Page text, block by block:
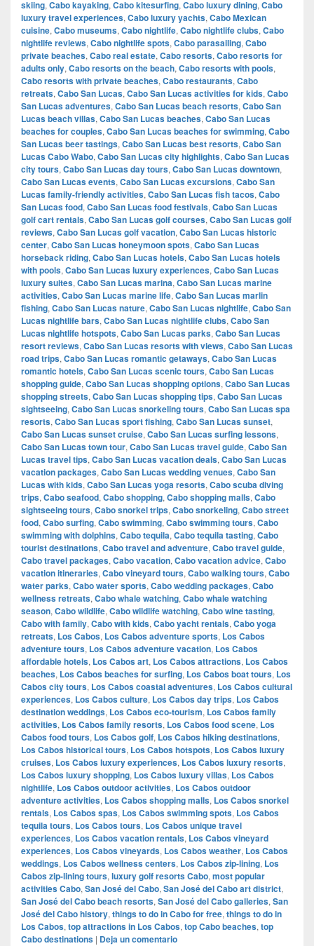
skiing, Cabo kayaking, Cabo kitesurfing, Cabo luxury dining, Cabo
luxury travel experiences, Cabo luxury yachts, Cabo Mexican
cuisine, Cabo museums, Cabo nightlife, Cabo nightlife clubs, Cabo
nightlife reviews, Cabo nightlife spots, Cabo parasailing, Cabo
private beaches, Cabo real estate, Cabo resorts, Cabo resorts for
adults only, Cabo resorts on the beach, Cabo resorts with pools,
Cabo resorts with private beaches, Cabo restaurants, Cabo
retreats, Cabo San Lucas, Cabo San Lucas activities for kids, Cabo
San Lucas adventures, Cabo San Lucas beach resorts, Cabo San
Lucas beach villas, Cabo San Lucas beaches, Cabo San Lucas
beaches for couples, Cabo San Lucas beaches for swimming, Cabo
San Lucas beer tastings, Cabo San Lucas best resorts, Cabo San
Lucas Cabo Wabo, Cabo San Lucas city highlights, Cabo San Lucas
city tours, Cabo San Lucas day tours, Cabo San Lucas downtown,
Cabo San Lucas events, Cabo San Lucas excursions, Cabo San
Lucas family-friendly activities, Cabo San Lucas fish tacos, Cabo
San Lucas food, Cabo San Lucas food festivals, Cabo San Lucas
golf cart rentals, Cabo San Lucas golf courses, Cabo San Lucas golf
reviews, Cabo San Lucas golf vacation, Cabo San Lucas historic
center, Cabo San Lucas honeymoon spots, Cabo San Lucas
horseback riding, Cabo San Lucas hotels, Cabo San Lucas hotels
with pools, Cabo San Lucas luxury experiences, Cabo San Lucas
luxury suites, Cabo San Lucas marina, Cabo San Lucas marine
activities, Cabo San Lucas marine life, Cabo San Lucas marlin
fishing, Cabo San Lucas nature, Cabo San Lucas nightlife, Cabo San
Lucas nightlife bars, Cabo San Lucas nightlife clubs, Cabo San
Lucas nightlife hotspots, Cabo San Lucas parks, Cabo San Lucas
resort reviews, Cabo San Lucas resorts with views, Cabo San Lucas
road trips, Cabo San Lucas romantic getaways, Cabo San Lucas
romantic hotels, Cabo San Lucas scenic tours, Cabo San Lucas
shopping guide, Cabo San Lucas shopping options, Cabo San Lucas
shopping streets, Cabo San Lucas shopping tips, Cabo San Lucas
sightseeing, Cabo San Lucas snorkeling tours, Cabo San Lucas spa
resorts, Cabo San Lucas sport fishing, Cabo San Lucas sunset,
Cabo San Lucas sunset cruise, Cabo San Lucas surfing lessons,
Cabo San Lucas town tour, Cabo San Lucas travel guide, Cabo San
Lucas travel tips, Cabo San Lucas vacation deals, Cabo San Lucas
vacation packages, Cabo San Lucas wedding venues, Cabo San
Lucas with kids, Cabo San Lucas yoga resorts, Cabo scuba diving
trips, Cabo seafood, Cabo shopping, Cabo shopping malls, Cabo
sightseeing tours, Cabo snorkel trips, Cabo snorkeling, Cabo street
food, Cabo surfing, Cabo swimming, Cabo swimming tours, Cabo
swimming with dolphins, Cabo tequila, Cabo tequila tasting, Cabo
tourist destinations, Cabo travel and adventure, Cabo travel guide,
Cabo travel packages, Cabo vacation, Cabo vacation advice, Cabo
vacation itineraries, Cabo vineyard tours, Cabo walking tours, Cabo
water parks, Cabo water sports, Cabo wedding packages, Cabo
wellness retreats, Cabo whale watching, Cabo whale watching
season, Cabo wildlife, Cabo wildlife watching, Cabo wine tasting,
Cabo with family, Cabo with kids, Cabo yacht rentals, Cabo yoga
retreats, Los Cabos, Los Cabos adventure sports, Los Cabos
adventure tours, Los Cabos adventure vacation, Los Cabos
affordable hotels, Los Cabos art, Los Cabos attractions, Los Cabos
beaches, Los Cabos beaches for surfing, Los Cabos boat tours, Los
Cabos city tours, Los Cabos coastal adventures, Los Cabos cultural
experiences, Los Cabos culture, Los Cabos day trips, Los Cabos
destination weddings, Los Cabos eco-tourism, Los Cabos family
activities, Los Cabos family resorts, Los Cabos food scene, Los
Cabos food tours, Los Cabos golf, Los Cabos hiking destinations,
Los Cabos historical tours, Los Cabos hotspots, Los Cabos luxury
cruises, Los Cabos luxury experiences, Los Cabos luxury resorts,
Los Cabos luxury shopping, Los Cabos luxury villas, Los Cabos
nightlife, Los Cabos outdoor activities, Los Cabos outdoor
adventure activities, Los Cabos shopping malls, Los Cabos snorkel
rentals, Los Cabos spas, Los Cabos swimming spots, Los Cabos
tequila tours, Los Cabos tours, Los Cabos unique travel
experiences, Los Cabos vacation rentals, Los Cabos vineyard
experiences, Los Cabos vineyards, Los Cabos weather, Los Cabos
weddings, Los Cabos wellness centers, Los Cabos zip-lining, Los
Cabos zip-lining tours, luxury golf resorts Cabo, most popular
activities Cabo, San José del Cabo, San José del Cabo art district,
San José del Cabo beach resorts, San José del Cabo galleries, San
José del Cabo history, things to do in Cabo for free, things to do in
Los Cabos, top attractions in Los Cabos, top Cabo beaches, top
Cabo destinations | Deja un comentario